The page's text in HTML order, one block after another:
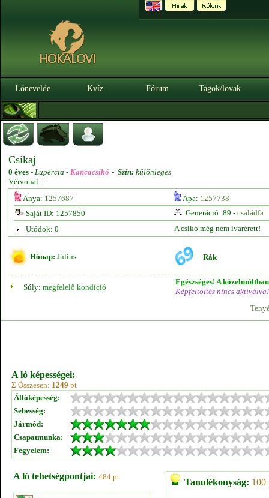
Lónevelde Kvíz Fórum Tagok/lovak
Csikaj
0 éves - Lupercia - Kancacsikó - Szín: különleges
Vérvonal: -
Anya: 1257687 Apa: 1257738
Saját ID: 1257850
Generáció: 89 - családfa
Utódok: 0
A csikó még nem ivarérett!
Hónap: Július Rák
Súly: megfelelő kondíció
Egészséges! A
Képfeltöltés nincs aktiválva!
A ló képességei:
Σ Összesen: 1249 pt
Állóképesség:
Sebesség:
Jármód:
Csapatmunka:
Fegyelem:
A ló tehetségpontjai: 484 pt
Tanulékonyság: 100